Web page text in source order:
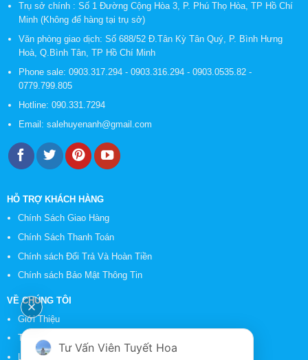
Trụ sở chính : Số 1 Đường Cộng Hòa 3, P. Phú Thọ Hòa, TP Hồ Chí
Minh (Không để hàng tại trụ sở)
Văn phòng giao dịch: Số 688/52 Đ.Tân Kỳ Tân Quý, P. Bình Hưng
Hoà, Q.Bình Tân, TP Hồ Chí Minh
Phone sale: 0903.317.294 - 0903.316.294 - 0903.0535.82 -
0779.799.805
Hotline: 090.331.7294
Email: salehuyenanh@gmail.com
HỖ TRỢ KHÁCH HÀNG
Chính Sách Giao Hàng
Chính Sách Thanh Toán
Chính sách Đổi Trả Và Hoàn Tiền
Chính sách Bảo Mật Thông Tin
VỀ CHÚNG TÔI
Giới Thiệu
Tin Tức
Liên Hệ
Tư Vấn Viên Tuyết Hoa